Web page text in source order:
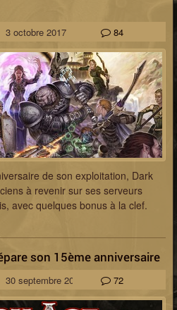
3 octobre 2017 84
de son exploitation, Dark
à revenir sur ses serveurs
avec quelques bonus à la clef.
son 15ème anniversaire
30 septembre 2016 72